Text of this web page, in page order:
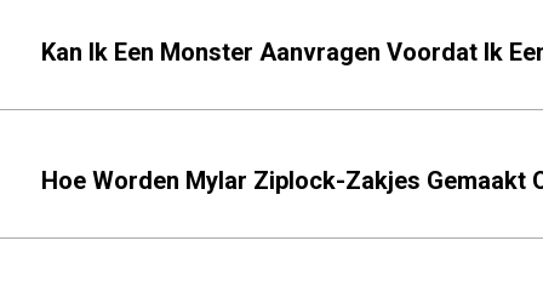
Kan Ik Een Monster Aanvragen Voordat Ik
Hoe Worden Mylar Ziplock-Zakjes Gemaakt